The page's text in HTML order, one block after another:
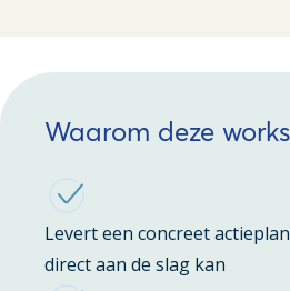
Waarom deze
Levert een concreet
direct aan de slag kan